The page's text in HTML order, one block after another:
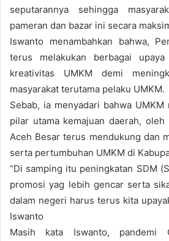
seputarannya sehingga
pameran dan bazar ini secara
Iswanto menambahkan bahwa,
terus melakukan berbagai
kreativitas UMKM demi
masyarakat terutama pelaku UMKM.
Sebab, ia menyadari bahwa UMKM
pilar utama kemajuan daerah,
Aceh Besar terus mendukung dan
serta pertumbuhan UMKM di
“Di samping itu peningkatan SDM
promosi yag lebih gencar serta
dalam negeri harus terus kita
Iswanto
Masih kata Iswanto, pandemi